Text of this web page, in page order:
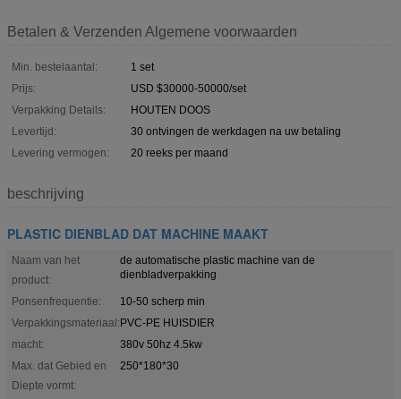
Betalen & Verzenden Algemene voorwaarden
Min. bestelaantal:
1 set
Prijs:
USD $30000-50000/set
Verpakking Details:
HOUTEN DOOS
Levertijd:
30 ontvingen de werkdagen na uw betaling
Levering vermogen:
20 reeks per maand
beschrijving
PLASTIC DIENBLAD DAT MACHINE MAAKT
Naam van het
product:
de automatische plastic machine van de
dienbladverpakking
Ponsenfrequentie:
10-50 scherp min
Verpakkingsmateriaal:PVC-PE HUISDIER
macht:
380v 50hz 4.5kw
Max. dat Gebied en
Diepte vormt:
250*180*30